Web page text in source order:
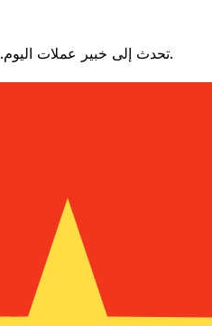
تحدث إلى خبير عملات اليوم.يمكننا التفوق على أسعار المنافسين.